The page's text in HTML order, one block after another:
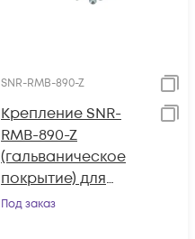
SNR-RMB-890-Z
Крепление SNR-
RMB-890-Z
(гальваническое
покрытие) для
маршрутизаторов
Под заказ